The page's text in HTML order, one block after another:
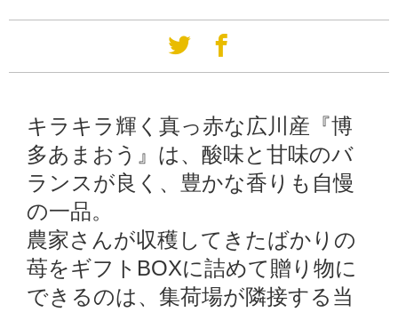
キラキラ輝く真っ赤な広川産『博
多あまおう』は、酸味と甘味のバ
ランスが良く、豊かな香りも自慢
の一品。
農家さんが収穫してきたばかりの
苺をギフトBOXに詰めて贈り物に
できるのは、集荷場が隣接する当